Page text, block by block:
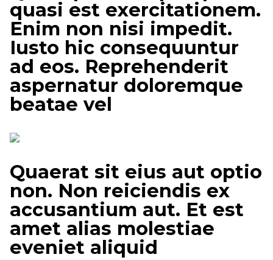
quasi est exercitationem.
Enim non nisi impedit.
Iusto hic consequuntur
ad eos. Reprehenderit
aspernatur doloremque
beatae vel
Quaerat sit eius aut optio
non. Non reiciendis ex
accusantium aut. Et est
amet alias molestiae
eveniet aliquid